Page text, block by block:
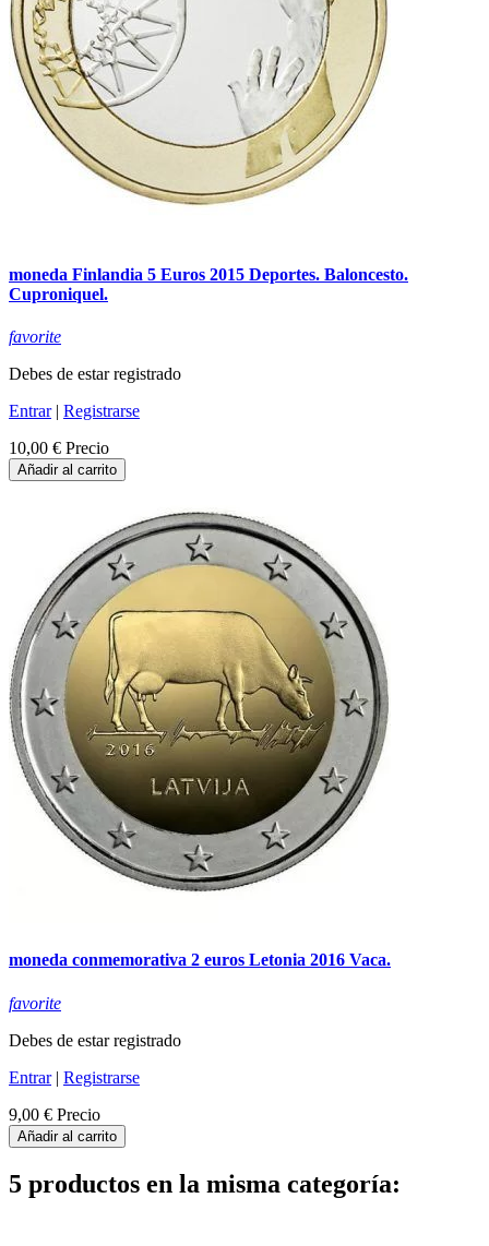
moneda Finlandia 5 Euros 2015 Deportes. Baloncesto.
Cuproniquel.
favorite
Debes de estar registrado
Entrar| Registrarse
10,00 € Precio
Añadir al carrito
moneda conmemorativa 2 euros Letonia 2016 Vaca.
favorite
Debes de estar registrado
Entrar| Registrarse
9,00 € Precio
Añadir al carrito
5 productos en la misma categoría: